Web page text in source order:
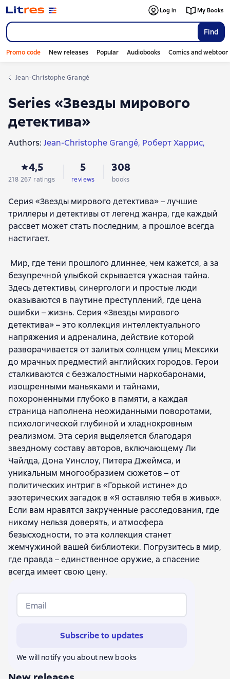
Find
Log in My Books
Promo code New releases Popular Audiobooks Comics and
Jean-Christophe Grangé
Series «Звезды мирового
детектива»
Authors: Jean-Christophe Grangé Роберт Харрис
Stephen Hunter
Lee Child
Иэн Рэнкин
Dennis Lehane
Tess Gerritsen Lincoln Child
Майкл Маршалл Смит Джефф Линдсей Jo Nesbø
Дон Уинслоу Уильям Лэндей Adrian McKinty
Сандроне Дациери
Kate Atkinson Максим Шаттам
Карин Жибель
Donato Carrisi Джулия Хиберлин С. Дж. Уотсон
Louise Penny Микаэль Катц Крефельд
Вон Энтвистл Матс Ульссон Лука Д'Андреа
Хосе Карлос Сомоза А. Дж. Финн Оливье Норек
Линда Ла Плант Сара Пекканен Кара Хантер
Крис Макджордж
Аллен Эскенс
Маттиас Эдвардссон Shanora Williams
Elizabeth Kay Джозеф Нокс Карстен Дюсс
Эндрю Чайлд Гэри Брейвер
Рагнар Йонассон
Jacqueline Bublitz Jenny Blackhurst
Florian Dennisson Ориана Рамунно Кит Даффилд
Сидони Боннек
4,5
218 267 ratings
5
reviews
308
books
Серия «Звезды мирового детектива» – лучшие
триллеры и детективы от легенд жанра, где каждый
рассвет может стать последним, а прошлое всегда
настигает.
Мир, где тени прошлого длиннее, чем кажется, а за
безупречной улыбкой скрывается ужасная тайна.
Здесь детективы, синергологи и простые люди
оказываются в паутине преступлений, где цена
ошибки – жизнь. Серия «Звезды мирового
детектива» – это коллекция интеллектуального
напряжения и адреналина, действие которой
разворачивается от залитых солнцем улиц Мексики
до мрачных предместий английских городов. Герои
сталкиваются с безжалостными наркобаронами,
изощренными маньяками и тайнами,
похороненными глубоко в памяти, а каждая
страница наполнена неожиданными поворотами,
психологической глубиной и хладнокровным
реализмом. Эта серия выделяется благодаря
звездному составу авторов, включающему Ли
Чайлда, Дона Уинслоу, Питера Джеймса, и
уникальным многообразием сюжетов – от
политических интриг в «Горькой истине» до
эзотерических загадок в «Я оставляю тебя в живых».
Если вам нравятся закрученные расследования, где
никому нельзя доверять, и атмосфера
безысходности, то эта коллекция станет
жемчужиной вашей библиотеки. Погрузитесь в мир,
где правда – единственное оружие, а спасение
всегда имеет свою цену.
Email
Subscribe to updates
We will notify you about new books